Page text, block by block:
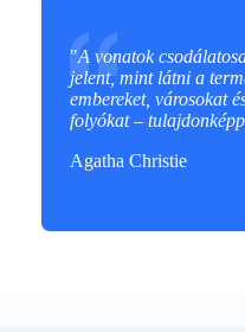
"A vonatok
jelent, mint látni a
embereket, városokat
folyókat –
Agatha Christie